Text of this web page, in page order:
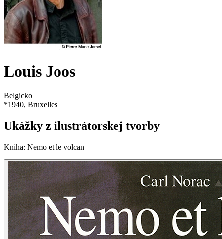
Louis Joos
Belgicko
*1940, Bruxelles
Ukážky z ilustrátorskej tvorby
Kniha: Nemo et le volcan